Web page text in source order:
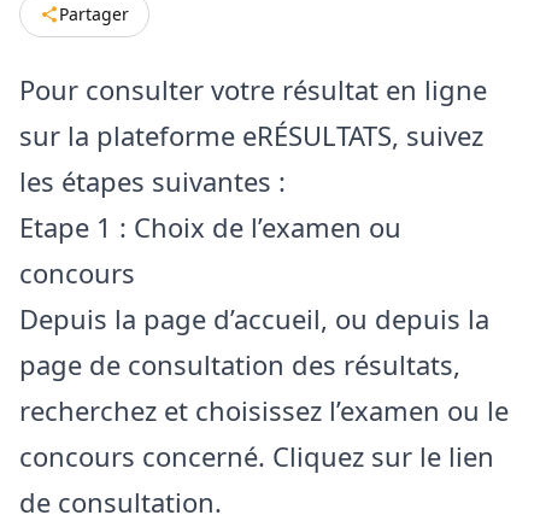
Partager
Pour consulter votre résultat en ligne
sur la plateforme eRÉSULTATS, suivez
les étapes suivantes :
Etape 1 : Choix de l’examen ou
concours
Depuis la page d’accueil, ou depuis la
page de consultation des résultats,
recherchez et choisissez l’examen ou le
concours concerné. Cliquez sur le lien
de consultation.